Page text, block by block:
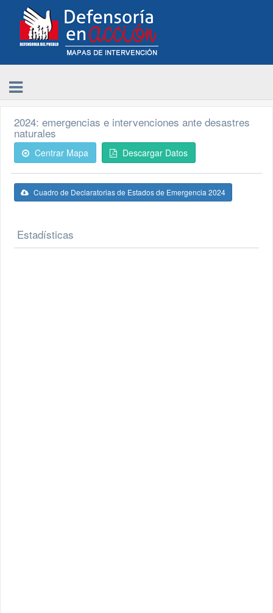
2024: emergencias e intervenciones ante desastres
naturales
Centrar Mapa Descargar Datos
Cuadro de Declaratorias de Estados de Emergencia 2024
Estadísticas